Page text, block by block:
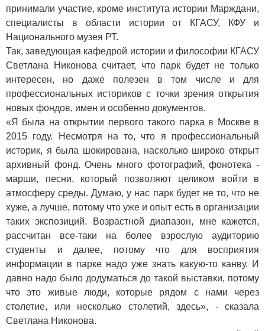
принимали участие, кроме института истории Марждани,
специалисты в области истории от КГАСУ, КФУ и
Национального музея РТ.
Так, заведующая кафедрой истории и философии КГАСУ
Светлана Никонова считает, что парк будет не только
интересен, но даже полезен в том числе и для
профессиональных историков с точки зрения открытия
новых фондов, имен и особенно документов.
«Я была на открытии первого такого парка в Москве в
2015 году. Несмотря на то, что я профессиональный
историк, я была шокирована, насколько широко открыт
архивный фонд. Очень много фотографий, фонотека -
марши, песни, который позволяют целиком войти в
атмосферу среды. Думаю, у нас парк будет не то, что не
хуже, а лучше, потому что уже и опыт есть в организации
таких экспозиций. Возрастной диапазон, мне кажется,
рассчитан все-таки на более взрослую аудиторию
студенты и далее, потому что для восприятия
информации в парке надо уже знать какую-то канву. И
давно надо было додуматься до такой выставки, потому
что это живые люди, которые рядом с нами через
столетие, или несколько столетий, здесь», - сказала
Светлана Никонова.